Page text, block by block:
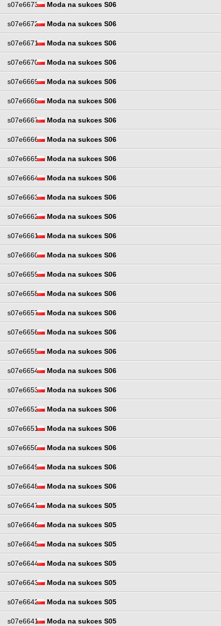
s07e6673 Moda na sukces S06
s07e6672 Moda na sukces S06
s07e6671 Moda na sukces S06
s07e6670 Moda na sukces S06
s07e6669 Moda na sukces S06
s07e6668 Moda na sukces S06
s07e6667 Moda na sukces S06
s07e6666 Moda na sukces S06
s07e6665 Moda na sukces S06
s07e6664 Moda na sukces S06
s07e6663 Moda na sukces S06
s07e6662 Moda na sukces S06
s07e6661 Moda na sukces S06
s07e6660 Moda na sukces S06
s07e6659 Moda na sukces S06
s07e6658 Moda na sukces S06
s07e6657 Moda na sukces S06
s07e6656 Moda na sukces S06
s07e6655 Moda na sukces S06
s07e6654 Moda na sukces S06
s07e6653 Moda na sukces S06
s07e6652 Moda na sukces S06
s07e6651 Moda na sukces S06
s07e6650 Moda na sukces S06
s07e6649 Moda na sukces S06
s07e6648 Moda na sukces S06
s07e6647 Moda na sukces S05
s07e6646 Moda na sukces S05
s07e6645 Moda na sukces S05
s07e6644 Moda na sukces S05
s07e6643 Moda na sukces S05
s07e6642 Moda na sukces S05
s07e6641 Moda na sukces S05